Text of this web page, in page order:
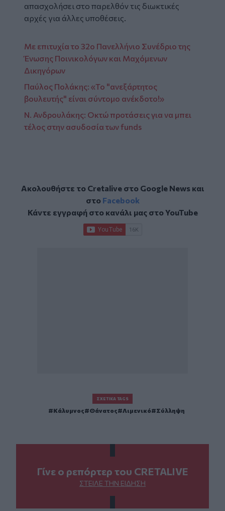
απασχολήσει στο παρελθόν τις διωκτικές
αρχές για άλλες υποθέσεις.
Με επιτυχία το 32ο Πανελλήνιο Συνέδριο της
Ένωσης Ποινικολόγων και Μαχόμενων
Δικηγόρων
Παύλος Πολάκης: «Το "ανεξάρτητος
βουλευτής" είναι σύντομο ανέκδοτο!»
Ν. Ανδρουλάκης: Οκτώ προτάσεις για να μπει
τέλος στην ασυδοσία των funds
Ακολουθήστε το Cretalive στο Google Newsκαι
στο Facebook
Κάντε εγγραφή στο κανάλι μας στοYouTube
ΣΧΕΤΙΚΆ TAGS
Κάλυμνος Θάνατος Λιμενικό Σύλληψη
Γίνε ο ρεπόρτερ του CRETALIVE
ΣΤΕΊΛΕ ΤΗΝ ΕΊΔΗΣΗ